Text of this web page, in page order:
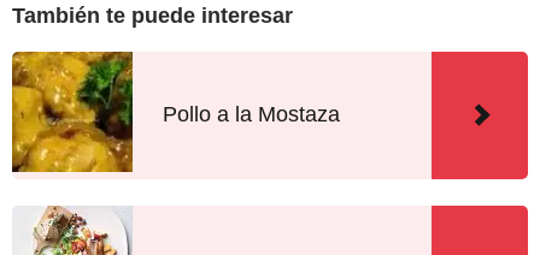
También te puede interesar
Pollo a la Mostaza